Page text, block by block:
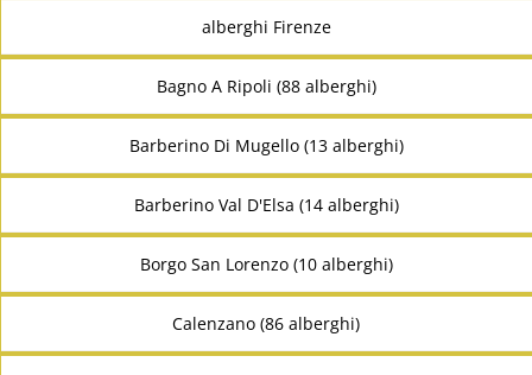
alberghi Firenze
Bagno A Ripoli (88 alberghi)
Barberino Di Mugello (13 alberghi)
Barberino Val D'Elsa (14 alberghi)
Borgo San Lorenzo (10 alberghi)
Calenzano (86 alberghi)